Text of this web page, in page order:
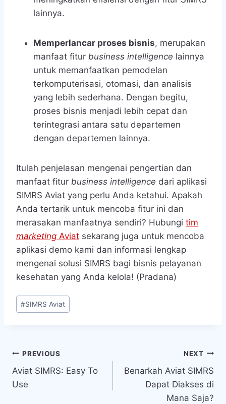
lainnya.
Memperlancar proses bisnis, merupakan
manfaat fitur business intelligence lainnya
untuk memanfaatkan pemodelan
terkomputerisasi, otomasi, dan analisis
yang lebih sederhana. Dengan begitu,
proses bisnis menjadi lebih cepat dan
terintegrasi antara satu departemen
dengan departemen lainnya.
Itulah penjelasan mengenai pengertian dan
manfaat fitur business intelligence dari aplikasi
SIMRS Aviat yang perlu Anda ketahui. Apakah
Anda tertarik untuk mencoba fitur ini dan
merasakan manfaatnya sendiri? Hubungi tim
marketing Aviat sekarang juga untuk mencoba
aplikasi demo kami dan informasi lengkap
mengenai solusi SIMRS bagi bisnis pelayanan
kesehatan yang Anda kelola! (Pradana)
Post
Tags:
#SIMRS Aviat
Navigasi
pos
PREVIOUS
Aviat SIMRS: Easy To
Use
NEXT
Benarkah Aviat SIMRS
Dapat Diakses di
Mana Saja?